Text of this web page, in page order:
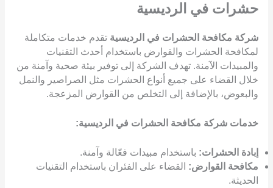
حشرات في الرديسية
شركة مكافحة الحشرات في الرديسية تقدم خدمات متكاملة
لمكافحة الحشرات والقوارض باستخدام أحدث التقنيات
والمبيدات الآمنة. تهدف الشركة إلى توفير بيئة صحية وآمنة من
خلال القضاء على جميع أنواع الحشرات مثل الصراصير والنمل
والبعوض، بالإضافة إلى التخلص من القوارض المزعجة.
خدمات شركة مكافحة الحشرات في الرديسية:
إبادة الحشرات: باستخدام مبيدات فعّالة وآمنة.
مكافحة القوارض: القضاء على الفئران باستخدام التقنيات
الحديثة.